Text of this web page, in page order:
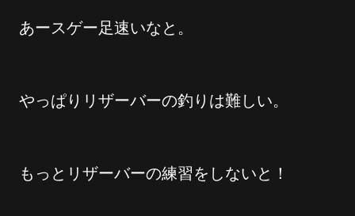
あースゲー足速いなと。
やっぱりリザーバーの釣りは難しい。
もっとリザーバーの練習をしないと！